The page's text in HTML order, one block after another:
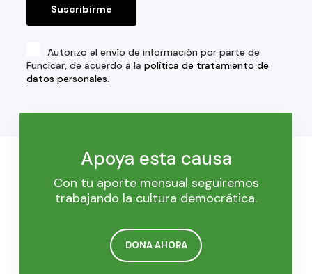
Autorizo el envío de información por parte de
Funcicar, de acuerdo a lapolítica de tratamiento de
datos personales.
Apoya esta causa
Con tu aporte mensual seguiremos
trabajando la cultura democrática.
DONA AHORA